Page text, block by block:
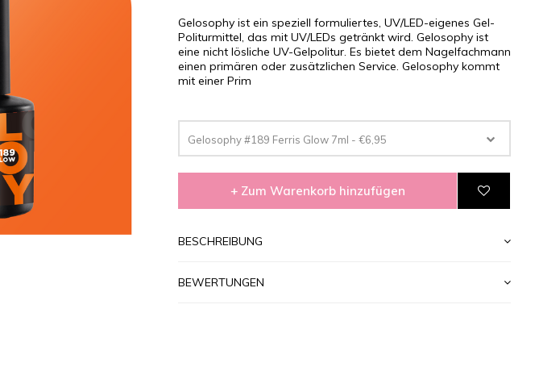
Gelosophy ist ein speziell formuliertes, UV/LED-eigenes Gel-
Politurmittel, das mit UV/LEDs getränkt wird. Gelosophy ist
eine nicht lösliche UV-Gelpolitur. Es bietet dem Nagelfachmann
einen primären oder zusätzlichen Service. Gelosophy kommt
mit einer Prim
Gelosophy #189 Ferris Glow 7ml - €6,95
+ Zum Warenkorb hinzufügen
BESCHREIBUNG
BEWERTUNGEN